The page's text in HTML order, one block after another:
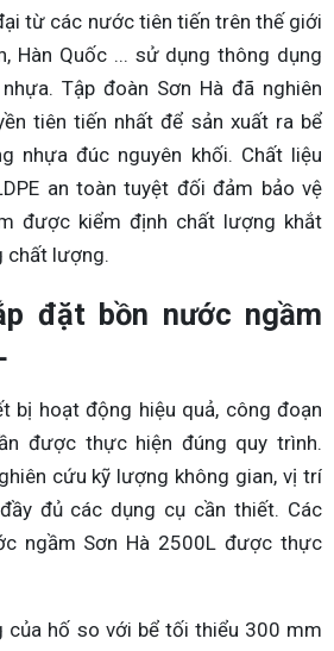
từ các nước tiên tiến trên thế giới
Hàn Quốc ... sử dụng thông dụng
Tập đoàn Sơn Hà đã nghiên
tiên tiến nhất để sản xuất ra bể
nhựa đúc nguyên khối. Chất liệu
an toàn tuyệt đối đảm bảo vệ
được kiểm định chất lượng khắt
chất lượng.
đặt bồn nước ngầm
bị hoạt động hiệu quả, công đoạn
được thực hiện đúng quy trình.
cứu kỹ lượng không gian, vị trí
đủ các dụng cụ cần thiết. Các
ngầm Sơn Hà 2500L được thực
của hố so với bể tối thiểu 300 mm